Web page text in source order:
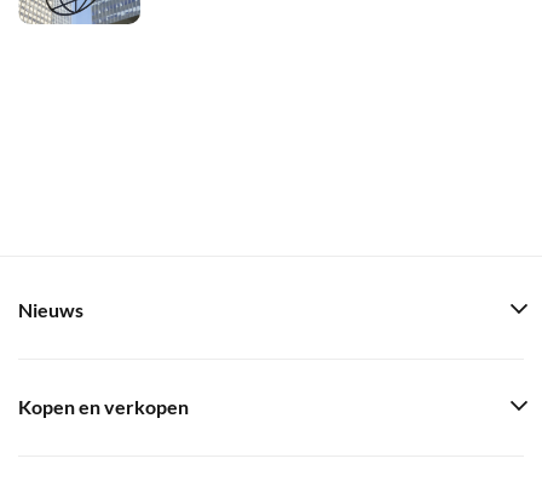
Nieuws
Kopen en verkopen